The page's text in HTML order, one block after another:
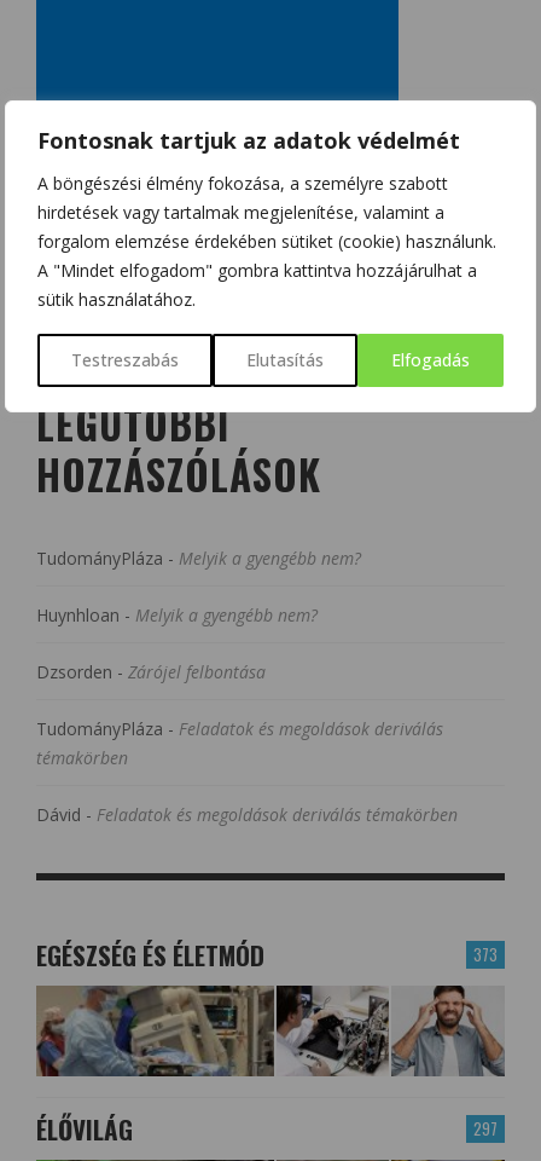
Fontosnak tartjuk az adatok védelmét
A böngészési élmény fokozása, a személyre szabott
hirdetések vagy tartalmak megjelenítése, valamint a
forgalom elemzése érdekében sütiket (cookie) használunk.
A "Mindet elfogadom" gombra kattintva hozzájárulhat a
sütik használatához.
Testreszabás Elutasítás Elfogadás
LEGUTÓBBI
HOZZÁSZÓLÁSOK
TudományPláza - Melyik a gyengébb nem?
Huynhloan - Melyik a gyengébb nem?
Dzsorden - Zárójel felbontása
TudományPláza - Feladatok és megoldások deriválás
témakörben
Dávid - Feladatok és megoldások deriválás témakörben
373
EGÉSZSÉG ÉS ÉLETMÓD
297
ÉLŐVILÁG